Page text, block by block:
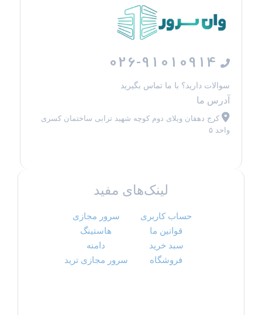
026-91010914
سوالات دارید؟ با ما تماس بگیرید
آدرس ما
کرج دهقان ویلای دوم کوچه شهید ترابی ساختمان کسری
واحد ۵
لینک‌های مفید
حساب کاربری
قوانین ما
سبد خرید
فروشگاه
سرور مجازی
هاستینگ
دامنه
سرور مجازی ترید